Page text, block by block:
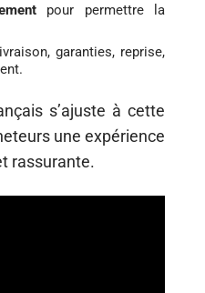
pour permettre la
garanties, reprise,
s’ajuste à cette
une expérience
rassurante.